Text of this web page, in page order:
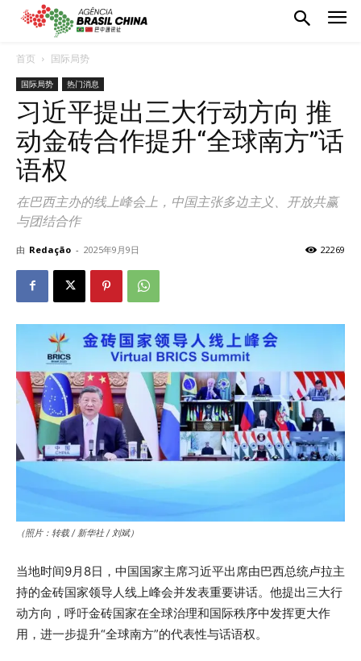
首页 国际局势
国际局势 热门消息
习近平提出三大行动方向 推
动金砖合作提升“全球南方”话
语权
在巴西主办的线上峰会上，中国主张多边主义、开放共赢
与团结合作
由 Redação - 2025年9月9日 22269
（照片：转载 / 新华社 / 刘斌）
当地时间9月8日，中国国家主席习近平出席由巴西总统卢拉主
持的金砖国家领导人线上峰会并发表重要讲话。他提出三大行
动方向，呼吁金砖国家在全球治理和国际秩序中发挥更大作
用，进一步提升“全球南方”的代表性与话语权。